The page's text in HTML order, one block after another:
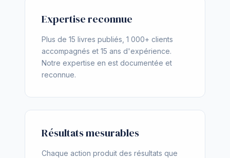
Expertise reconnue
Plus de 15 livres publiés, 1 000+ clients
accompagnés et 15 ans d'expérience.
Notre expertise en est documentée et
reconnue.
Résultats mesurables
Chaque action produit des résultats que